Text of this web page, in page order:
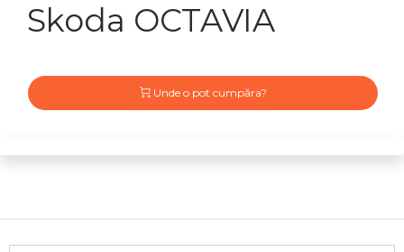
Skoda OCTAVIA
Unde o pot cumpăra?